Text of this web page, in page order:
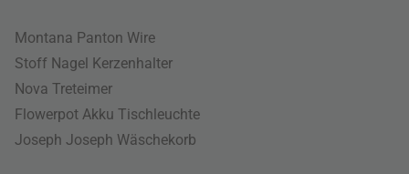
Montana Panton Wire
Stoff Nagel Kerzenhalter
Nova Treteimer
Flowerpot Akku Tischleuchte
Joseph Joseph Wäschekorb